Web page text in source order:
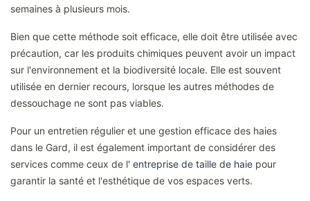
semaines à plusieurs mois.
Bien que cette méthode soit efficace, elle doit être utilisée avec
précaution, car les produits chimiques peuvent avoir un impact
sur l'environnement et la biodiversité locale. Elle est souvent
utilisée en dernier recours, lorsque les autres méthodes de
dessouchage ne sont pas viables.
Pour un entretien régulier et une gestion efficace des haies
dans le Gard, il est également important de considérer des
services comme ceux de l' entreprise de taille de haie pour
garantir la santé et l'esthétique de vos espaces verts.